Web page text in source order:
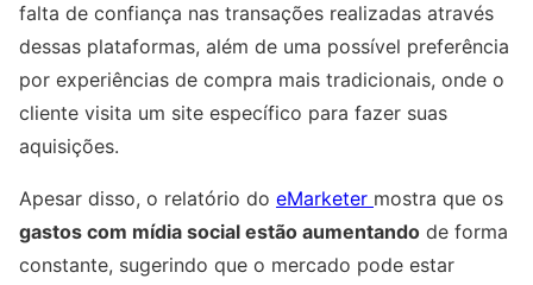
falta de confiança nas transações realizadas através
dessas plataformas, além de uma possível preferência
por experiências de compra mais tradicionais, onde o
cliente visita um site específico para fazer suas
aquisições.
Apesar disso, o relatório do eMarketer mostra que os
gastos com mídia social estão aumentando de forma
constante, sugerindo que o mercado pode estar